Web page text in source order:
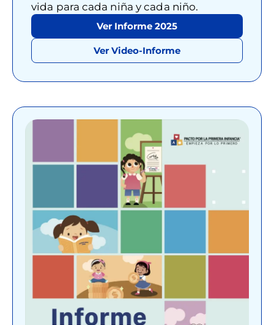
vida para cada niña y cada niño.
Ver Informe 2025
Ver Video-Informe